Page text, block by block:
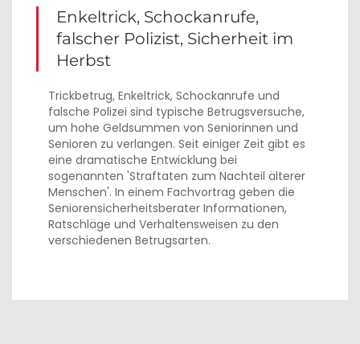
Enkeltrick, Schockanrufe,
falscher Polizist, Sicherheit im
Herbst
Trickbetrug, Enkeltrick, Schockanrufe und
falsche Polizei sind typische Betrugsversuche,
um hohe Geldsummen von Seniorinnen und
Senioren zu verlangen. Seit einiger Zeit gibt es
eine dramatische Entwicklung bei
sogenannten 'Straftaten zum Nachteil älterer
Menschen'. In einem Fachvortrag geben die
Seniorensicherheitsberater Informationen,
Ratschläge und Verhaltensweisen zu den
verschiedenen Betrugsarten.